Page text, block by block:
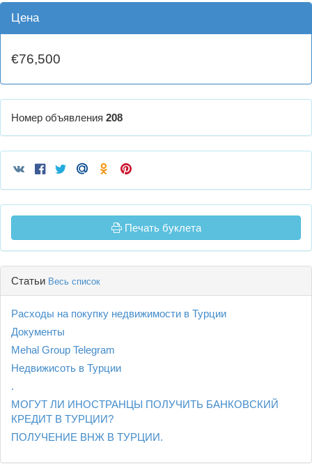
Цена
€76,500
Номер объявления 208
Печать буклета
Статьи Весь список
Расходы на покупку недвижимости в Турции
Документы
Mehal Group Telegram
Недвижисоть в Турции
.
МОГУТ ЛИ ИНОСТРАНЦЫ ПОЛУЧИТЬ БАНКОВСКИЙ
КРЕДИТ В ТУРЦИИ?
ПОЛУЧЕНИЕ ВНЖ В ТУРЦИИ.